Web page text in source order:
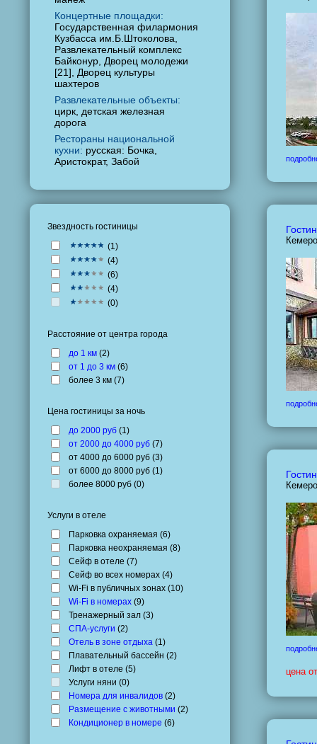
Концертные площадки:
Государственная филармония
Кузбасса им.Б.Штоколова,
Развлекательный комплекс
Байконур, Дворец молодежи
[21], Дворец культуры
шахтеров
Развлекательные объекты:
цирк, детская железная
дорога
Рестораны национальной
кухни: русская: Бочка,
Аристократ, Забой
Звездность гостиницы
(1)
(4)
(6)
(4)
(0)
Расстояние от центра города
до 1 км (2)
от 1 до 3 км (6)
более 3 км (7)
Цена гостиницы за ночь
до 2000 руб (1 )
от 2000 до 4000 руб (7)
от 4000 до 6000 руб (3)
от 6000 до 8000 руб (1 )
более 8000 руб (0)
Услуги в отеле
Парковка охраняемая (6)
Парковка неохраняемая (8)
Сейф в отеле (7)
Сейф во всех номерах (4)
Wi-Fi в публичных зонах (10)
Wi-Fi в номерах (9)
Тренажерный зал (3)
СПА-услуги (2)
Отель в зоне отдыха (1 )
Плавательный бассейн (2)
Лифт в отеле (5)
Услуги няни (0)
Номера для инвалидов (2)
Размещение с животными (2)
Кондиционер в номере (6)
цена